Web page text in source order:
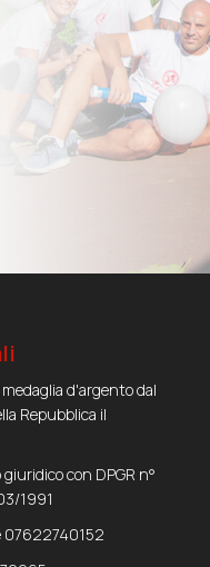
d'argento dal
Repubblica il
con DPGR n°
1991
07622740152